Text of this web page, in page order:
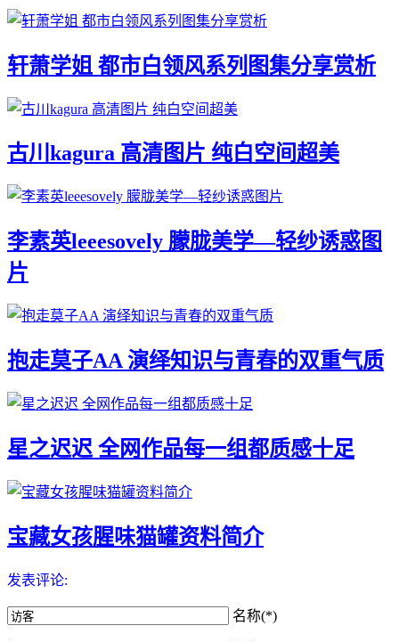
轩萧学姐 都市白领风系列图集分享赏析
古川kagura 高清图片 纯白空间超美
李素英leeesovely 朦胧美学—轻纱诱惑图
片
抱走莫子AA 演绎知识与青春的双重气质
星之迟迟 全网作品每一组都质感十足
宝藏女孩腥味猫罐资料简介
发表评论:
名称(*)